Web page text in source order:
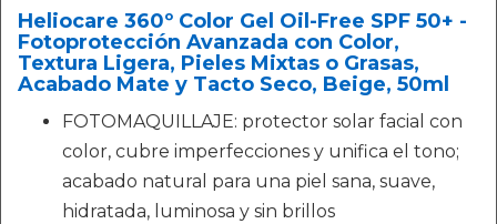
Heliocare 360º Color Gel Oil-Free SPF 50+ -
Fotoprotección Avanzada con Color,
Textura Ligera, Pieles Mixtas o Grasas,
Acabado Mate y Tacto Seco, Beige, 50ml
FOTOMAQUILLAJE: protector solar facial con
color, cubre imperfecciones y unifica el tono;
acabado natural para una piel sana, suave,
hidratada, luminosa y sin brillos